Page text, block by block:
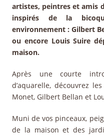
artistes, peintres et amis
inspirés de la
environnement : Gilbert
ou encore Louis Suire
maison.
Après une courte
d’aquarelle, découvrez
Monet, Gilbert Bellan et
Muni de vos pinceaux,
de la maison et des